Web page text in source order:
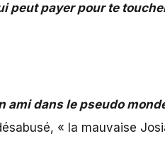
peut payer pour te
ami dans le pseudo
« la mauvaise